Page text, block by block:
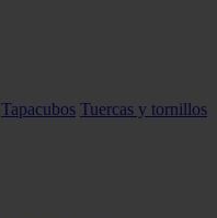
Tapacubos Tuercas y tornillos